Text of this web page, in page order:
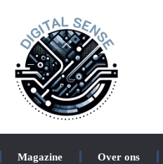
Magazine Over ons